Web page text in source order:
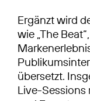
Ergänzt wird
wie „The
übersetzt.
Live-Sessions